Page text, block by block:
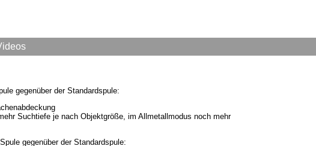
gegenüber der Standardspule:
Suchtiefe je nach Objektgröße, im Allmetallmodus noch mehr
gegenüber der Standardspule: